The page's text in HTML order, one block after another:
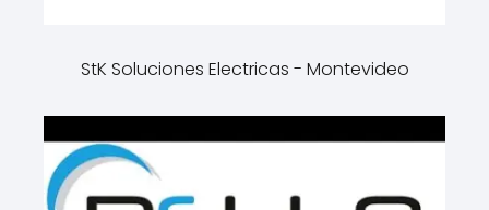
StK Soluciones Electricas - Montevideo